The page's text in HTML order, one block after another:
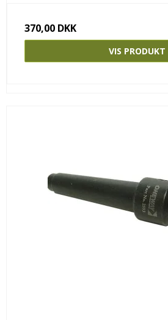
370,00 DKK
VIS PRODUKT